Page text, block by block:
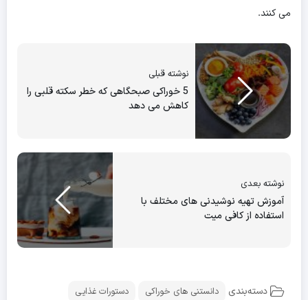
می کنند.
نوشته قبلی
5 خوراکی صبحگاهی که خطر سکته قلبی را
کاهش می دهد
نوشته بعدی
آموزش تهیه نوشیدنی ‌های مختلف با
استفاده از کافی ‌میت
دسته‌بندی دانستنی های خوراکی
دستورات غذایی